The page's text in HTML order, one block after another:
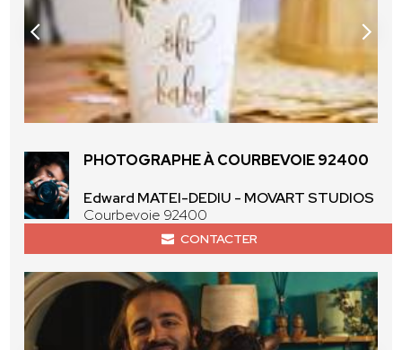
PHOTOGRAPHE À COURBEVOIE 92400
Edward MATEI-DEDIU - MOVART STUDIOS
Courbevoie 92400
CONTACTER